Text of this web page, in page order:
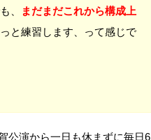
、
まだまだこれから構成上
と練習します、って感じで
公演から一日も休まずに毎日6